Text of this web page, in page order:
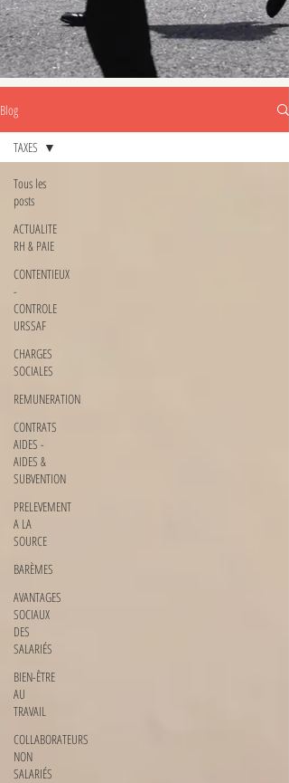
Blog
Tous les
posts
ACTUALITE
RH & PAIE
CONTENTIEUX
-
CONTROLE
URSSAF
CHARGES
SOCIALES
REMUNERATION
CONTRATS
AIDES -
AIDES &
SUBVENTION
PRELEVEMENT
A LA
SOURCE
BARÈMES
AVANTAGES
SOCIAUX
DES
SALARIÉS
BIEN-ÊTRE
AU
TRAVAIL
COLLABORATEURS
NON
SALARIÉS
TAXES